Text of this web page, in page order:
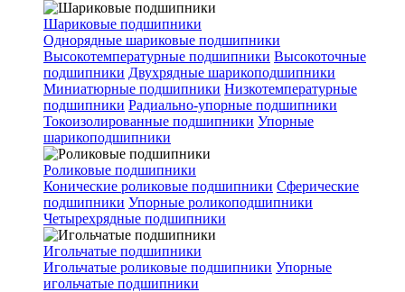
Шариковые подшипники
Однорядные шариковые подшипники
Высокотемпературные подшипники Высокоточные
подшипники Двухрядные шарикоподшипники
Миниатюрные подшипники Низкотемпературные
подшипники Радиально-упорные подшипники
Токоизолированные подшипники Упорные
шарикоподшипники
Роликовые подшипники
Конические роликовые подшипники Сферические
подшипники Упорные роликоподшипники
Четырехрядные подшипники
Игольчатые подшипники
Игольчатые роликовые подшипники Упорные
игольчатые подшипники